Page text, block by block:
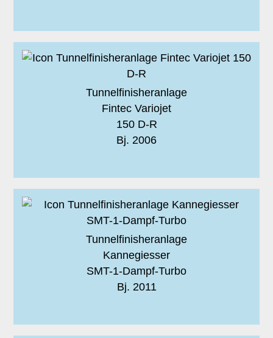
Tunnelfinisheranlage
Fintec Variojet
150 D-R
Bj. 2006
Tunnelfinisheranlage
Kannegiesser
SMT-1-Dampf-Turbo
Bj. 2011